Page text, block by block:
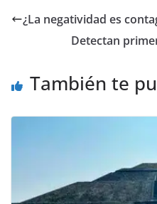
e
o
er l s
A
p
¿La negatividad es
Detectan
También te